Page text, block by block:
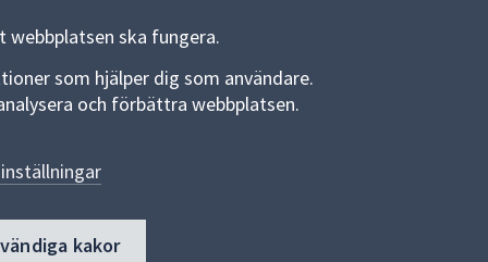
ska fungera.
som hjälper dig som användare.
och förbättra webbplatsen.
kakor
Allmänna handlingar och diarium
Behandling av personuppgifter
Kakor
Språk (other languages)